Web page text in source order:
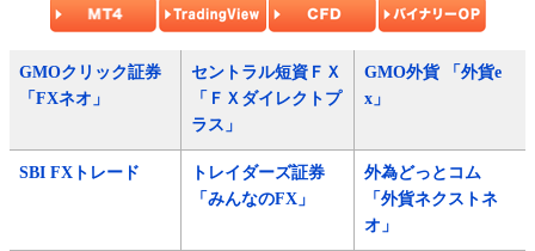
GMOクリック証券
「FXネオ」
セントラル短資ＦＸ
「ＦＸダイレクトプ
ラス」
GMO外貨 「外貨e
x」
SBI FXトレード
トレイダーズ証券
「みんなのFX」
外為どっとコム
「外貨ネクストネ
オ」